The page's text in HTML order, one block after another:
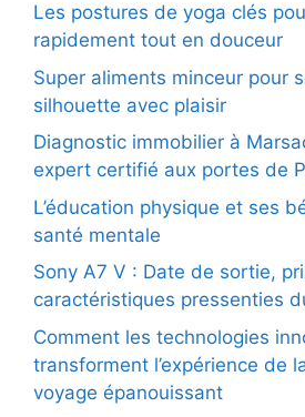
Les postures de yoga clés
rapidement tout en douceur
Super aliments minceur pour
silhouette avec plaisir
Diagnostic immobilier à
expert certifié aux portes de
L’éducation physique et ses
santé mentale
Sony A7 V : Date de sortie,
caractéristiques pressenties
Comment les technologies
transforment l’expérience de
voyage épanouissant